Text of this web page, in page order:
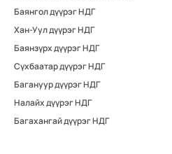
Баянгол дүүрэг НДГ
Хан-Уул дүүрэг НДГ
Баянзүрх дүүрэг НДГ
Сүхбаатар дүүрэг НДГ
Багануур дүүрэг НДГ
Налайх дүүрэг НДГ
Багахангай дүүрэг НДГ